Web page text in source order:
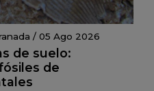
/ 05 Ago 2026
de suelo:
de